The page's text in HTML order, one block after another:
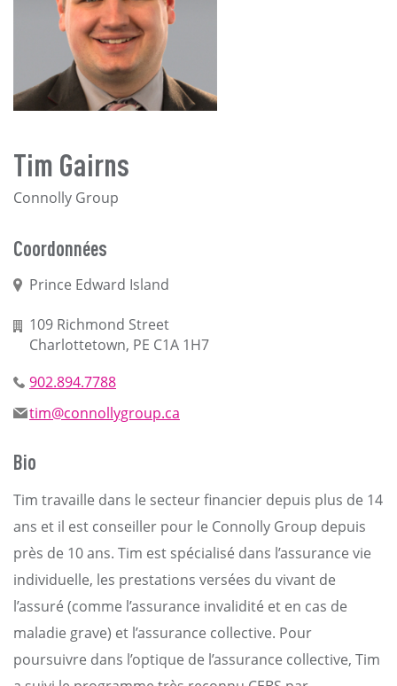
Tim Gairns
Connolly Group
Coordonnées
Prince Edward Island
109 Richmond Street
Charlottetown, PE C1A 1H7
902.894.7788
tim@connollygroup.ca
Bio
Tim travaille dans le secteur financier depuis plus de 14
ans et il est conseiller pour le Connolly Group depuis
près de 10 ans. Tim est spécialisé dans l’assurance vie
individuelle, les prestations versées du vivant de
l’assuré (comme l’assurance invalidité et en cas de
maladie grave) et l’assurance collective. Pour
poursuivre dans l’optique de l’assurance collective, Tim